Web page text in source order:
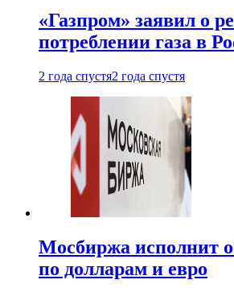
«Газпром» заявил о
потреблении газа в
2 года спустя2 года спустя
Мосбиржа исполнит
по долларам и евро